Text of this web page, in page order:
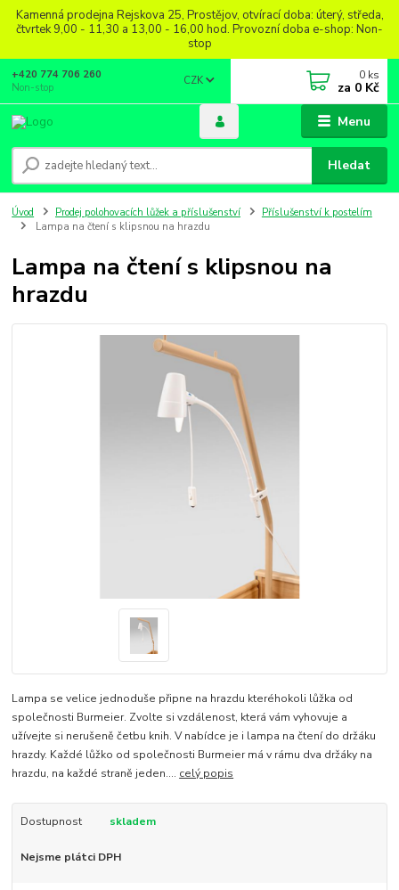
Kamenná prodejna Rejskova 25, Prostějov, otvírací doba: úterý, středa,
čtvrtek 9,00 - 11,30 a 13,00 - 16,00 hod. Provozní doba e-shop: Non-
stop
Menu
CZK
Hledat
+420 774 706 260
Non-stop
0 ks
za 0 Kč
Úvod Prodej polohovacích lůžek a příslušenství
Příslušenství k postelím
Lampa na čtení s klipsnou na hrazdu
Lampa na čtení s klipsnou na
hrazdu
Lampa se velice jednoduše připne na hrazdu kteréhokoli lůžka od
společnosti Burmeier. Zvolte si vzdálenost, která vám vyhovuje a
užívejte si nerušeně četbu knih. V nabídce je i lampa na čtení do držáku
hrazdy. Každé lůžko od společnosti Burmeier má v rámu dva držáky na
hrazdu, na každé straně jeden.... celý popis
Dostupnost skladem
Nejsme plátci DPH